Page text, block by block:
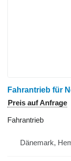
Fahrantrieb für
Preis auf Anfrage
Fahrantrieb
Dänemark,